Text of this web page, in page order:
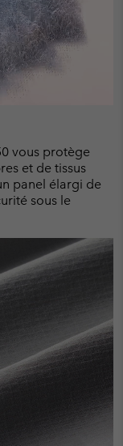
vous protège
et de tissus
panel élargi de
sous le